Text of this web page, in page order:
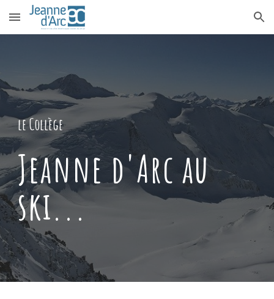
Skip to main content Skip to navigation
le Collège
Jeanne d'Arc au
ski...